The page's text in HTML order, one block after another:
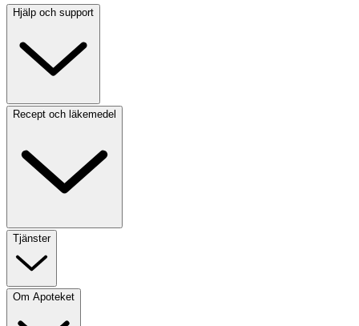
Hjälp och support
Recept och läkemedel
Tjänster
Om Apoteket